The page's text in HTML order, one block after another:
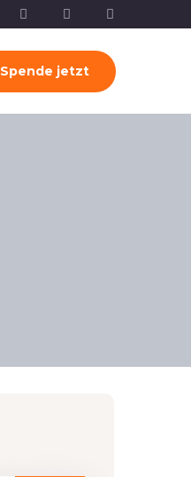
Spende jetzt